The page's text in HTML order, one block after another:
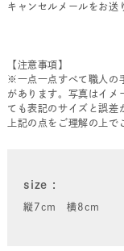
キャンセルメールをお送
【注意事項】
※一点一点すべて職人の
があります。写真はイメ
ても表記のサイズと誤差
上記の点をご理解の上で
size
縦7cm 横8cm